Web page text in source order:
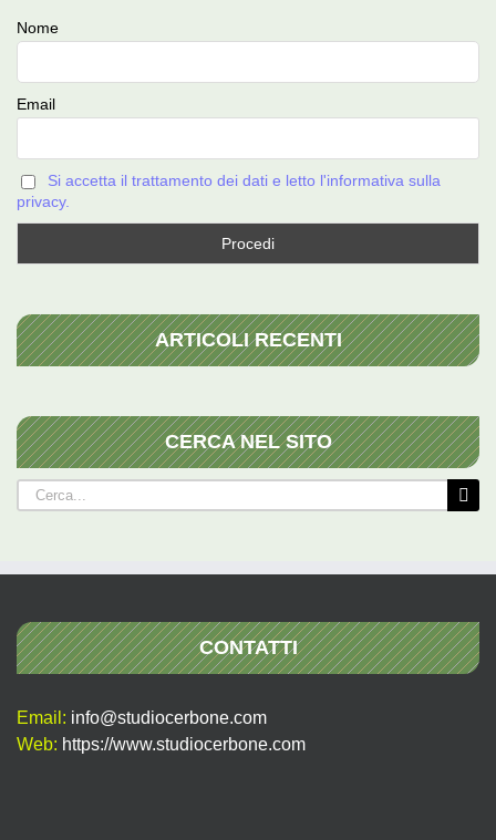
Nome
Email
Si accetta il trattamento dei dati e letto l'informativa sulla
privacy.
ARTICOLI RECENTI
CERCA NEL SITO
Cerca
per:
CONTATTI
Email: info@studiocerbone.com
Web: https://www.studiocerbone.com